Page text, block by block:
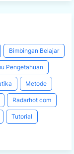
Bimbingan Belajar
Pengetahuan
Metode
Radarhot com
Tutorial